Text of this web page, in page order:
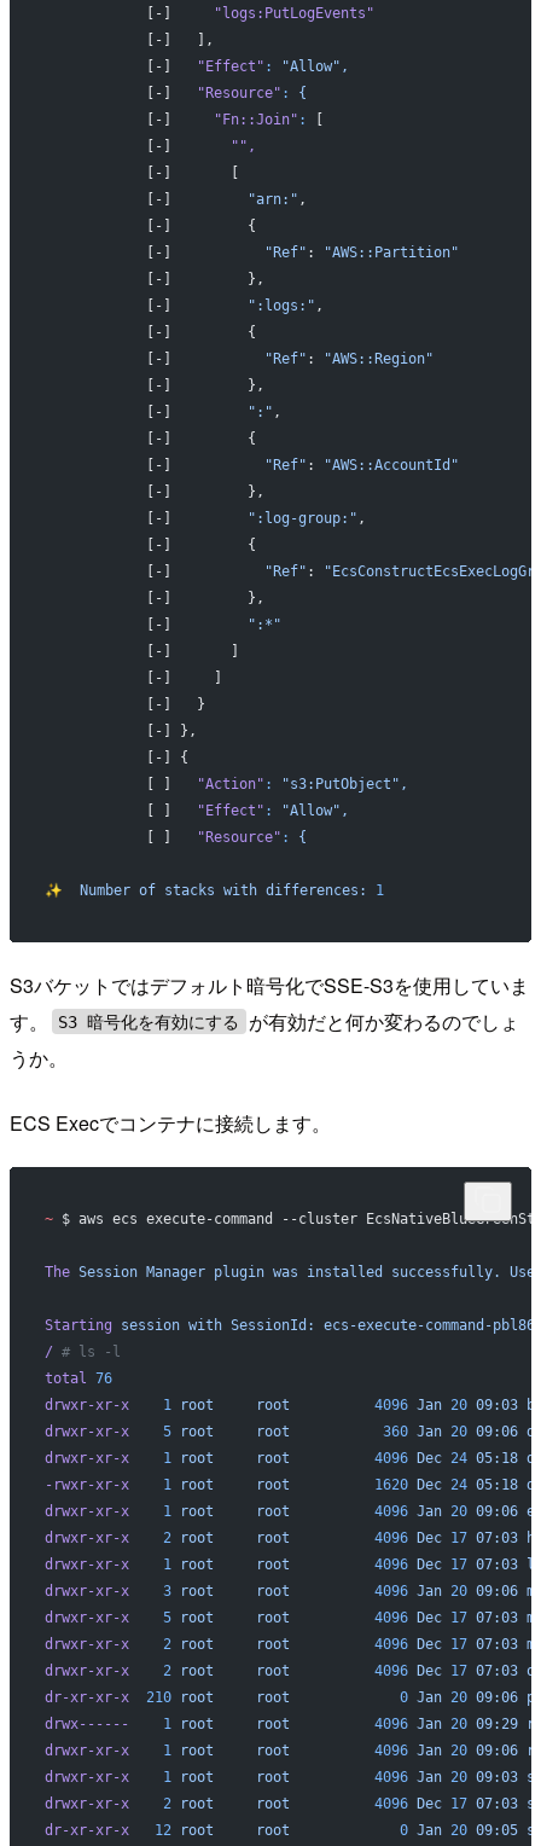
            [-]
"logs:PutLogEvents"
            [-]   ],
            [-]
"Effect" :
"Allow",
            [-]
"Resource" :
{
            [-]
"Fn::Join" :
            [-]
"" ,
            [-]       [
            [-]
"arn:" ,
            [-]         {
            [-]
"Ref" :
"AWS::Partition"
            [-]         },
            [-]
":logs:" ,
            [-]         {
            [-]
"Ref" :
"AWS::Region"
            [-]         },
            [-]
":" ,
            [-]         {
            [-]
"Ref" :
"AWS::AccountId"
            [-]         },
            [-]
":log-group:" ,
            [-]         {
            [-]
"Ref" :
            [-]         },
            [-]
":*"
            [-]       ]
            [-]     ]
            [-]   }
            [-] },
            [-] {
"Action" :
"s3:PutObject",
"Effect" :
"Allow",
"Resource" : {
✨
  Number
of stacks with differences: 1
S3バケットではデフォルト暗号化でSSE-S3を使用していま
す。
S3 暗号化を有効にする
が有効だと何か変わるのでしょ
うか。
ECS Execでコンテナに接続します。
~ $ aws ecs execute-command --cluster
The Session Manager plugin was installed successfully. Use
Starting session with SessionId:
ecs-execute-command-
/ # ls -l
total
76
drwxr-xr-x
    1
root
     root
          4096
Jan 20 09:03
drwxr-xr-x
    5
root
     root
           360
Jan 20 09:06
drwxr-xr-x
    1
root
     root
          4096
Dec 24 05:18
-rwxr-xr-x
    1
root
     root
          1620
Dec 24 05:18
drwxr-xr-x
    1
root
     root
          4096
Jan 20 09:06
drwxr-xr-x
    2
root
     root
          4096
Dec 17 07:03
drwxr-xr-x
    1
root
     root
          4096
Dec 17 07:03
drwxr-xr-x
    3
root
     root
          4096
Jan 20 09:06
drwxr-xr-x
    5
root
     root
          4096
Dec 17 07:03
drwxr-xr-x
    2
root
     root
          4096
Dec 17 07:03
drwxr-xr-x
    2
root
     root
          4096
Dec 17 07:03
dr-xr-xr-x
  210
root
     root
             0
Jan 20 09:06
drwx------
    1
root
     root
          4096
Jan 20 09:29
drwxr-xr-x
    1
root
     root
          4096
Jan 20 09:06
drwxr-xr-x
    1
root
     root
          4096
Jan 20 09:03
drwxr-xr-x
    2
root
     root
          4096
Dec 17 07:03
dr-xr-xr-x
   12
root
     root
             0
Jan 20 09:05